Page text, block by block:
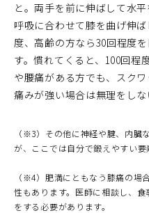
と。両手を前に伸ばして水
呼吸に合わせて膝を曲げ伸
度、高齢の方なら30回程度
す。慣れてくると、100回程
や腰痛がある方でも、スク
痛みが強い場合は無理をし
（※3）その他に神経や腱、内臓
が、ここでは自分で鍛えやすい要
（※4）肥満にともなう膝痛の場
性もあります。医師に相談し、
をする必要があります。